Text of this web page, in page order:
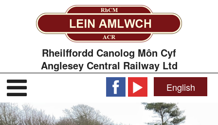
Rheilffordd Canolog Môn Cyf
Anglesey Central Railway Ltd
English